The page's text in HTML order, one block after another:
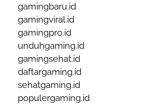
gamingbaru.id
gamingviral.id
gamingpro.id
unduhgaming.id
gamingsehat.id
daftargaming.id
sehatgaming.id
populergaming.id